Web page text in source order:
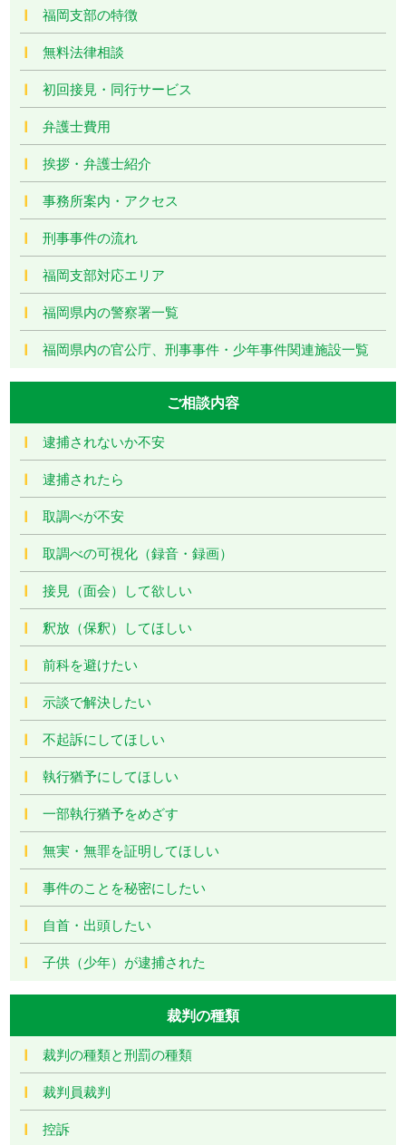
福岡支部の特徴
無料法律相談
初回接見・同行サービス
弁護士費用
挨拶・弁護士紹介
事務所案内・アクセス
刑事事件の流れ
福岡支部対応エリア
福岡県内の警察署一覧
福岡県内の官公庁、刑事事件・少年事件関連施設一覧
ご相談内容
逮捕されないか不安
逮捕されたら
取調べが不安
取調べの可視化（録音・録画）
接見（面会）して欲しい
釈放（保釈）してほしい
前科を避けたい
示談で解決したい
不起訴にしてほしい
執行猶予にしてほしい
一部執行猶予をめざす
無実・無罪を証明してほしい
事件のことを秘密にしたい
自首・出頭したい
子供（少年）が逮捕された
裁判の種類
裁判の種類と刑罰の種類
裁判員裁判
控訴